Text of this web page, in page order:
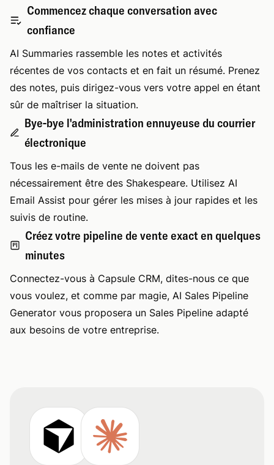
Commencez chaque conversation avec
confiance
AI Summaries rassemble les notes et activités
récentes de vos contacts et en fait un résumé. Prenez
des notes, puis dirigez-vous vers votre appel en étant
sûr de maîtriser la situation.
Bye-bye l'administration ennuyeuse du courrier
électronique
Tous les e-mails de vente ne doivent pas
nécessairement être des Shakespeare. Utilisez AI
Email Assist pour gérer les mises à jour rapides et les
suivis de routine.
Créez votre pipeline de vente exact en quelques
minutes
Connectez-vous à Capsule CRM, dites-nous ce que
vous voulez, et comme par magie, AI Sales Pipeline
Generator vous proposera un Sales Pipeline adapté
aux besoins de votre entreprise.